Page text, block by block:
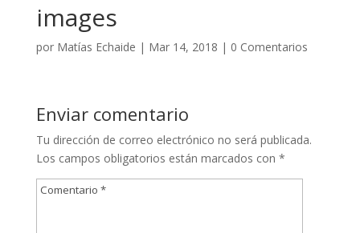
images
por Matías Echaide | Mar 14, 2018 | 0 Comentarios
Enviar comentario
Tu dirección de correo electrónico no será publicada.
Los campos obligatorios están marcados con *